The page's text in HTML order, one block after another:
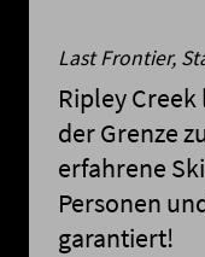
Last Frontier,
Ripley
der Grenze
erfahrene
Personen
garantiert!